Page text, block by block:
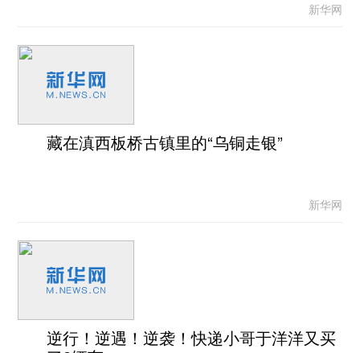
新华网
藏在滇西板桥古镇里的“乌铜走银”
新华网
逆行！逆遇！逆袭！快递小哥于洋洋又买